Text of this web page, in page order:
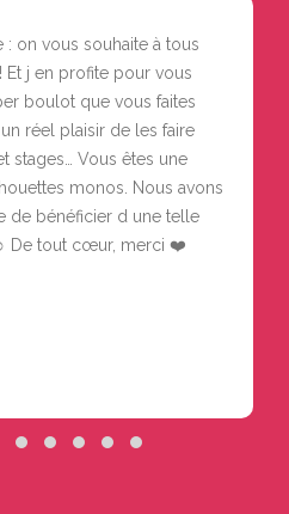
: on vous souhaite à tous
Et j en profite pour vous
boulot que vous faites
réel plaisir de les faire
stages… Vous êtes une
monos. Nous avons
de bénéficier d une telle
De tout cœur, merci ❤️